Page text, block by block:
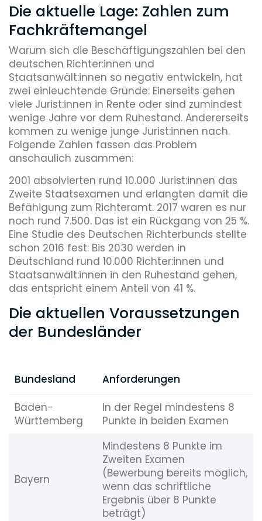
Die aktuelle Lage: Zahlen zum
Fachkräftemangel
Warum sich die Beschäftigungszahlen bei den
deutschen Richter:innen und
Staatsanwält:innen so negativ entwickeln, hat
zwei einleuchtende Gründe: Einerseits gehen
viele Jurist:innen in Rente oder sind zumindest
wenige Jahre vor dem Ruhestand. Andererseits
kommen zu wenige junge Jurist:innen nach.
Folgende Zahlen fassen das Problem
anschaulich zusammen:
2001 absolvierten rund 10.000 Jurist:innen das
Zweite Staatsexamen und erlangten damit die
Befähigung zum Richteramt. 2017 waren es nur
noch rund 7.500. Das ist ein Rückgang von 25 %.
Eine Studie des Deutschen Richterbunds stellte
schon 2016 fest: Bis 2030 werden in
Deutschland rund 10.000 Richter:innen und
Staatsanwält:innen in den Ruhestand gehen,
das entspricht einem Anteil von 41 %.
Die aktuellen Voraussetzungen
der Bundesländer
Bundesland
Anforderungen
Baden-
Württemberg
In der Regel mindestens 8
Punkte in beiden Examen
Bayern
Mindestens 8 Punkte im
Zweiten Examen
(Bewerbung bereits möglich,
wenn das schriftliche
Ergebnis über 8 Punkte
beträgt)